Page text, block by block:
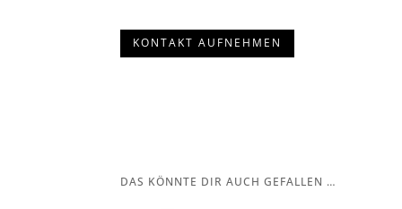
KONTAKT AUFNEHMEN
DAS KÖNNTE DIR AUCH GEFALLEN …